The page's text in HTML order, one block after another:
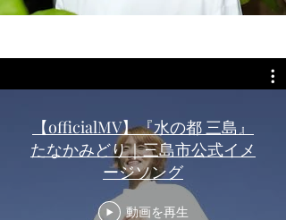
【officialMV】『水の都 三島』
たなかみどり｜三島市公式イメ
ージソング
動画を再生
しあわせ虹色⭐︎
ファミリーコンサート
三島市民文化会館小ホール客席がリューアルされること